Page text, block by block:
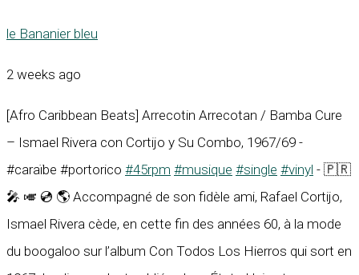
le Bananier bleu
2 weeks ago
[Afro Caribbean Beats] Arrecotin Arrecotan / Bamba Cure
– Ismael Rivera con Cortijo y Su Combo, 1967/69 -
#caraïbe #portorico #45rpm #musique #single #vinyl - 🇵🇷
🎤 🎺 💿 🌎 Accompagné de son fidèle ami, Rafael Cortijo,
Ismael Rivera cède, en cette fin des années 60, à la mode
du boogaloo sur l’album Con Todos Los Hierros qui sort en